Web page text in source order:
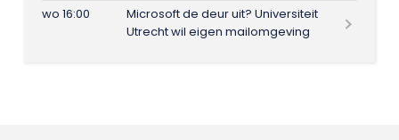
wo 16:00
Microsoft de deur uit? Universiteit
Utrecht wil eigen mailomgeving